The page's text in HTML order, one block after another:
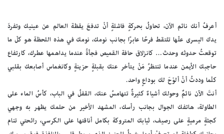
أعرفُ أنك نائم الآن، تحاولُ بحركةٍ فاشلةٍ أنْ تدفعَ يقظة العالم عن عينيك وتفردَ
يدك اليسرى علّها تلتقط فرحًا عابرًا بجانب نومك، نومك في هذه اللحظة هو كلّ ما
توقعتُ حدوثه وحدث… كانزلاق حافة القميص فجأةً عندما يداهمها عطرك، كارتفاع
حاجبك الأيمن عندما تنتظرُ مَنْ يتأخر عنك بقبلةٍ حزينةٍ وكانغماس أصابعك بقلبي
كلّما وددتُ أنْ ألوّحَ لك بوداعٍ واحد.
أنتَ الآن نائمٌ وحولك أشياءٌ كثيرةٌ تتهامسُ عنك، القفلُ في الباب، كأسُ الماء على
الطاولة، هاتفك الجوال بجانب رأسك، المشهد الأخير من حلمك يظهر به وجهي
كجثةٍ مرميةٍ على رصيف، ثيابك المتروكة بكامل أناقتها على الكرسي، رائحتي تنام